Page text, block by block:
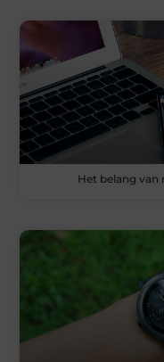
Het belang